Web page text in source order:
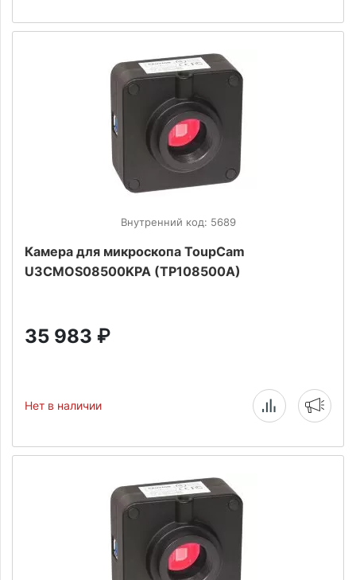
Внутренний код: 5689
Камера для микроскопа ToupCam
U3CMOS08500KPA (TP108500A)
35 983 ₽
Нет в наличии